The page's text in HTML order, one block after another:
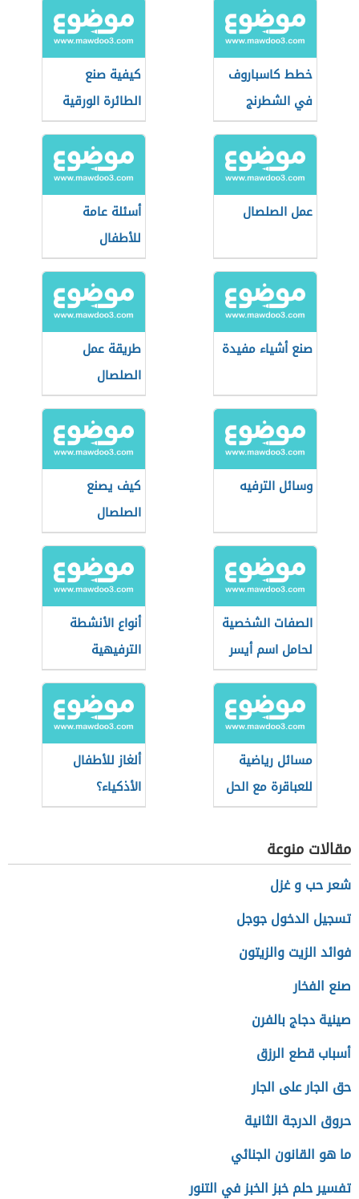
خطط كاسباروف
في الشطرنج
كيفية صنع
الطائرة الورقية
عمل الصلصال
أسئلة عامة
للأطفال
صنع أشياء مفيدة
طريقة عمل
الصلصال
وسائل الترفيه
كيف يصنع
الصلصال
الصفات الشخصية
لحامل اسم أيسر
أنواع الأنشطة
الترفيهية
مسائل رياضية
للعباقرة مع الحل
ألغاز للأطفال
الأذكياء؟
مقالات منوعة
شعر حب و غزل
تسجيل الدخول جوجل
فوائد الزيت والزيتون
صنع الفخار
صينية دجاج بالفرن
أسباب قطع الرزق
حق الجار على الجار
حروق الدرجة الثانية
ما هو القانون الجنائي
تفسير حلم خبز الخبز في التنور